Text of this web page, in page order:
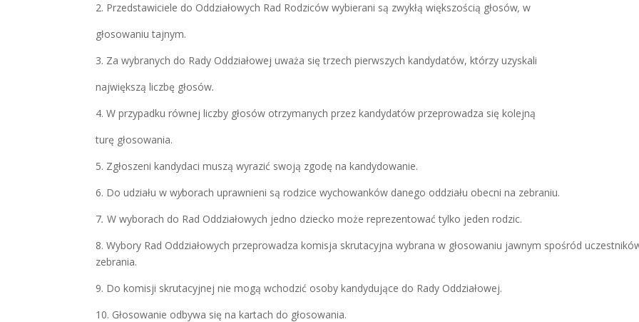
2. Przedstawiciele do Oddziałowych Rad Rodziców wybierani są zwykłą większością głosów,w
głosowaniu tajnym.
3. Za wybranych do Rady Oddziałowej uważa się trzech pierwszych kandydatów, którzy uzyskali
największą liczbę głosów.
4. W przypadku równej liczby głosów otrzymanych przez kandydatów przeprowadza się kolejną
turę głosowania.
5. Zgłoszeni kandydaci muszą wyrazić swoją zgodę na kandydowanie.
6. Do udziału w wyborach uprawnieni są rodzice wychowanków danego oddziału obecni na zebraniu.
7.W wyborach do Rad Oddziałowych jedno dziecko może reprezentować tylko jeden rodzic.
8. Wybory Rad Oddziałowych przeprowadza komisja skrutacyjna wybrana w głosowaniu jawnym spośród
zebrania.
9. Do komisji skrutacyjnej nie mogąwchodzić osoby kandydujące do Rady Oddziałowej.
10. Głosowanie odbywa się na kartach do głosowania.